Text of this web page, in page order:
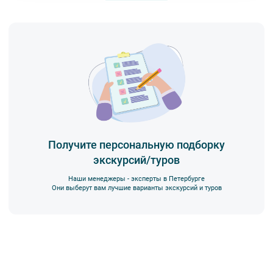
Получите персональную подборку
экскурсий/туров
Наши менеджеры - эксперты в Петербурге
Они выберут вам лучшие варианты экскурсий и туров